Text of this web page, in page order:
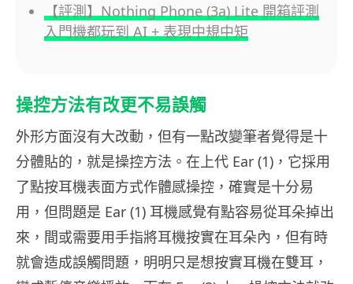
【評測】Nothing Phone (3a) Lite 開箱評測
入門機都玩到 AI + 表現中規中矩
操控方法有改更不易誤觸
外形方面沒有大改動，但有一點改變筆者覺得是十
分體貼的，就是操控方法。在上代 Ear (1)，它採用
了點按耳機表面方式作體感操控，確實是十分易
用，但問題是 Ear (1) 耳機感覺有點容易從耳朵掉出
來，間或需要用手指將耳機按實在耳朵內，但有時
就會造成誤觸問題，明明只是想按實耳機在雙耳，